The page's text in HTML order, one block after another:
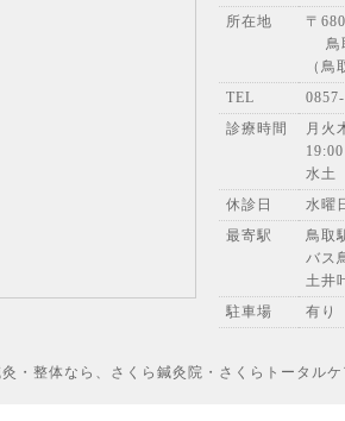
所在地
〒
鳥
（
TEL
診療時間
月火
19:00
水
休診日
水曜
最寄駅
鳥取
バス
土井
駐車場
有り
・整体なら、さくら鍼灸院・さくらトータ